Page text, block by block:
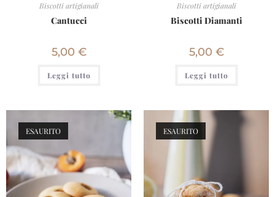
Biscotti artigianali
Cantucci
5,00 €
Leggi tutto
Biscotti artigianali
Biscotti Diamanti
5,00 €
Leggi tutto
ESAURITO ESAURITO